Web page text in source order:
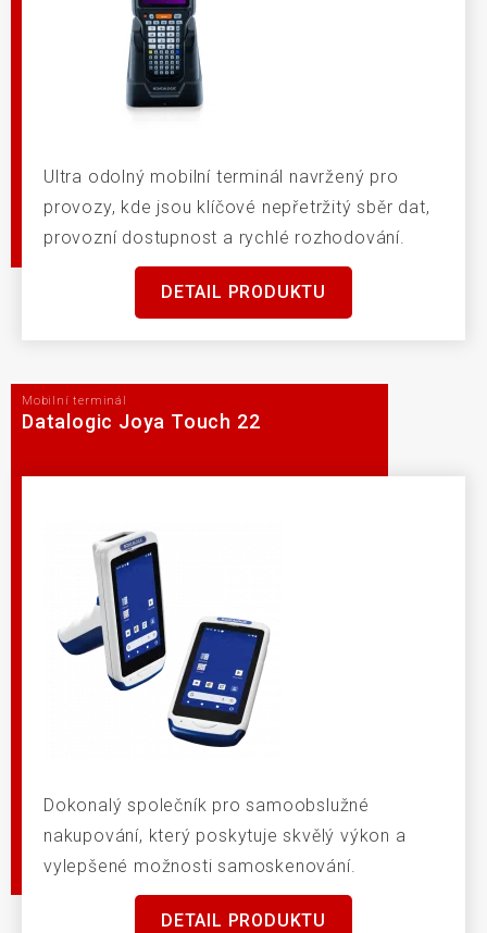
Ultra odolný mobilní terminál navržený pro
provozy, kde jsou klíčové nepřetržitý sběr dat,
provozní dostupnost a rychlé rozhodování.
DETAIL PRODUKTU
Mobilní terminál
Datalogic Joya Touch 22
Dokonalý společník pro samoobslužné
nakupování, který poskytuje skvělý výkon a
vylepšené možnosti samoskenování.
DETAIL PRODUKTU